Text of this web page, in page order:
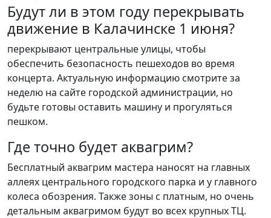
Будут ли в этом году перекрывать
движение в Калачинске 1 июня?
перекрывают центральные улицы, чтобы
обеспечить безопасность пешеходов во время
концерта. Актуальную информацию смотрите за
неделю на сайте городской администрации, но
будьте готовы оставить машину и прогуляться
пешком.
Где точно будет аквагрим?
Бесплатный аквагрим мастера наносят на главных
аллеях центрального городского парка и у главного
колеса обозрения. Также зоны с платным, но очень
детальным аквагримом будут во всех крупных ТЦ.